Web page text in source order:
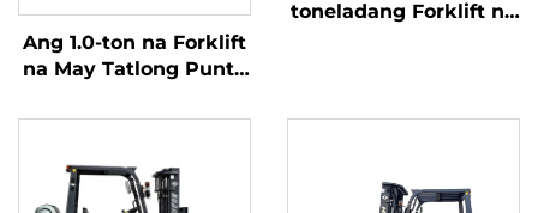
Ang 1.0-ton na Forklift
na May Tatlong Punto
Battery at May
na Ginawa sa Tsina ay
may Makatwirang
toneladang Forklift na
kayang presyo